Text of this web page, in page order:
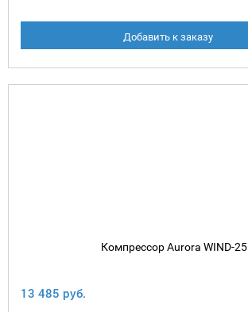
Добавить к заказу
Компрессор Aurora WIND-25
13 485 руб.